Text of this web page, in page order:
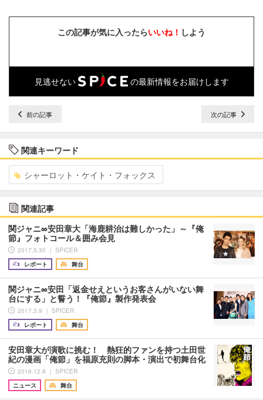
この記事が気に入ったらいいね！ しよう
見逃せない の最新情報をお届けします
前の記事 次の記事
関連キーワード
シャーロット・ケイト・フォックス
関連記事
関ジャニ∞安田章大「海鹿耕治は難しかった」～『俺
節』フォトコール＆囲み会見
2017.5.30 ｜ SPICER
レポート
舞台
関ジャニ∞安田「返金せえというお客さんがいない舞
台にする」と誓う！『俺節』製作発表会
2017.3.9 ｜ SPICER
レポート
舞台
安田章大が演歌に挑む！ 熱狂的ファンを持つ土田世
紀の漫画「俺節」を福原充則の脚本・演出で初舞台化
2016.12.8 ｜ SPICER
ニュース
舞台